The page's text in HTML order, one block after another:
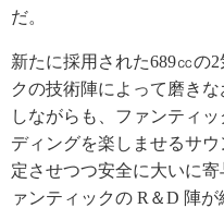
だ。
新たに採用された689㏄の
クの技術陣によって磨き
しながらも、ファンティ
ディングを楽しませるサ
定させつつ安全に大いに
ァンティックの R＆D 陣